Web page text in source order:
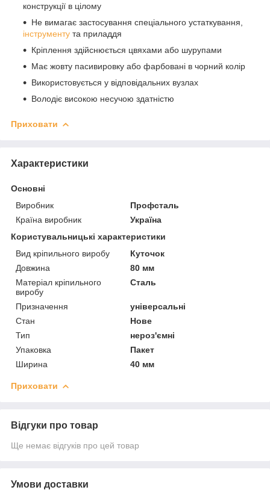
конструкції в цілому
Не вимагає застосування спеціального устаткування,
інструменту та приладдя
Кріплення здійснюється цвяхами або шурупами
Має жовту пасивировку або фарбовані в чорний колір
Використовується у відповідальних вузлах
Володіє високою несучою здатністю
Приховати
Характеристики
Основні
Виробник
Профсталь
Країна виробник
Україна
Користувальницькі характеристики
Вид кріпильного виробу
Куточок
Довжина
80 мм
Матеріал кріпильного
виробу
Сталь
Призначення
універсальні
Стан
Нове
Тип
нероз'ємні
Упаковка
Пакет
Ширина
40 мм
Приховати
Відгуки про товар
Ще немає відгуків про цей товар
Умови доставки